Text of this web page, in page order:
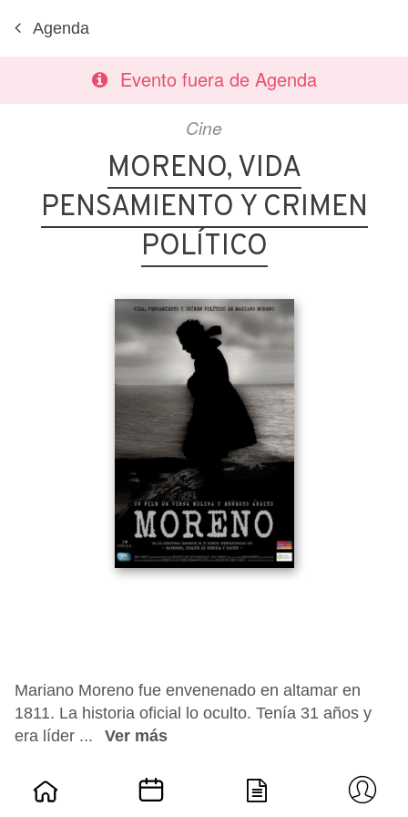
Agenda
Evento fuera de Agenda
Cine
MORENO, VIDA
PENSAMIENTO Y CRIMEN
POLÍTICO
Mariano Moreno fue envenenado en altamar en
1811. La historia oficial lo oculto. Tenía 31 años y
era líder ...
Ver más